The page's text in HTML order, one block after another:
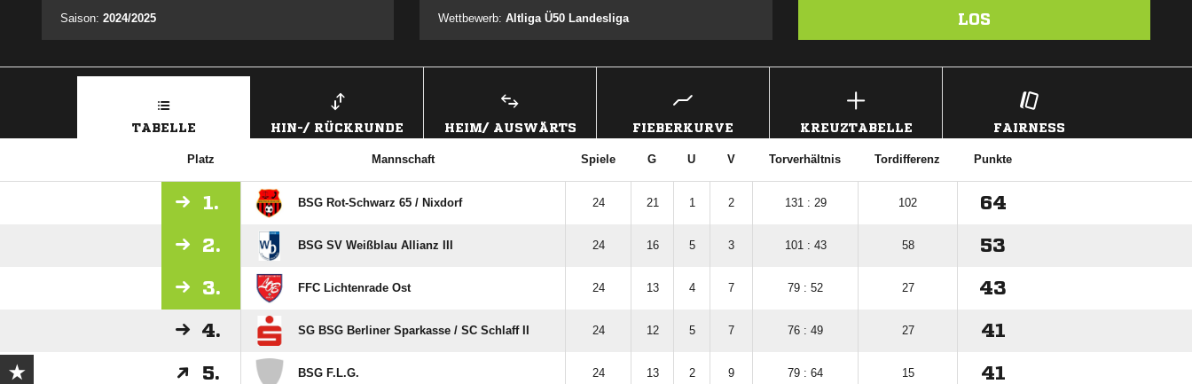
Saison: 2024/2025 Wettbewerb:Altliga Ü50 Landesliga LOS
TABELLE HIN-/ RÜCKRUNDE HEIM/ AUSWÄRTS FIEBERKURVE KREUZTABELLE FAIRNESS
Platz Mannschaft Spiele G U V Torverhältnis Tordifferenz Punkte
1. BSG Rot-Schwarz 65 /​ Nixdorf 24 21 1 2 131 : 29 102 64
2. BSG SV Weißblau Allianz III 24 16 5 3 101 : 43 58 53
3. FFC Lichtenrade Ost 24 13 4 7 79 : 52 27 43
4. SG BSG Berliner Sparkasse /​ SC Schlaff II 24 12 5 7 76 : 49 27 41
5. BSG F.L.G. 24 13 2 9 79 : 64 15 41